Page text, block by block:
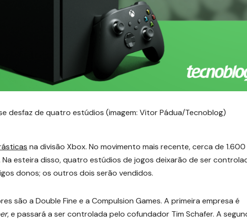
desfaz de quatro estúdios (imagem: Vitor Pádua/Tecnoblog)
na divisão Xbox. No movimento mais recente, cerca de 1.600
esteira disso, quatro estúdios de jogos deixarão de ser
donos; os outros dois serão vendidos.
são a Double Fine e a Compulsion Games. A primeira empresa é
, e passará a ser controlada pelo cofundador Tim Schafer. A